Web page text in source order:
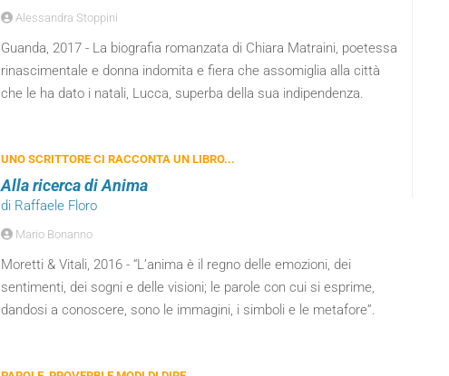
Alessandra Stoppini
Guanda, 2017 - La biografia romanzata di Chiara Matraini, poetessa
rinascimentale e donna indomita e fiera che assomiglia alla città
che le ha dato i natali, Lucca, superba della sua indipendenza.
UNO SCRITTORE CI RACCONTA UN LIBRO...
Alla ricerca di Anima
di Raffaele Floro
Mario Bonanno
Moretti & Vitali, 2016 - “L’anima è il regno delle emozioni, dei
sentimenti, dei sogni e delle visioni; le parole con cui si esprime,
dandosi a conoscere, sono le immagini, i simboli e le metafore”.